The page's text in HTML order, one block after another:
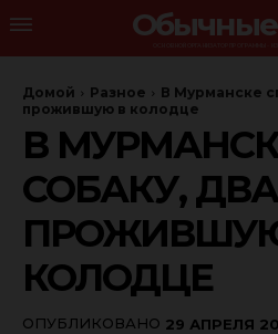
Домой Разное
В Мурманске
прожившую в колодце
В
СОБАКУ,
КОЛОДЦЕ
ОПУБЛИКОВАНО 29 АПРЕЛЯ